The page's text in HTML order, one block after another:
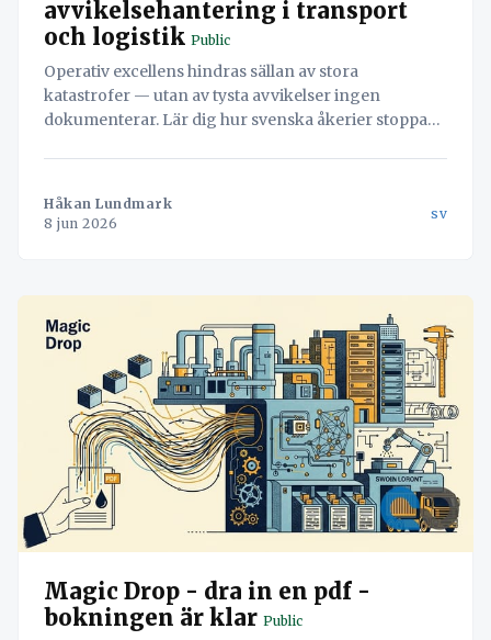
avvikelsehantering i transport
och logistik Public
Operativ excellens hindras sällan av stora
katastrofer — utan av tysta avvikelser ingen
dokumenterar. Lär dig hur svenska åkerier stoppar
Håkan Lundmark
8 jun 2026
sv
Magic Drop - dra in en pdf -
bokningen är klar Public